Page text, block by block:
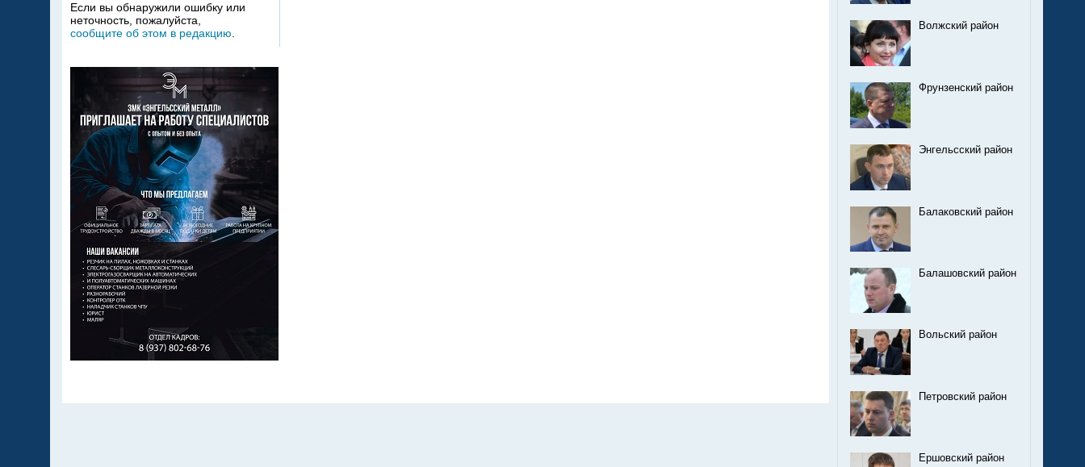
Если вы обнаружили ошибку или
неточность, пожалуйста,
сообщите об этом в редакцию
Волжский район
Фрунзенский район
Энгельсский район
Балаковский район
Балашовский район
Вольский район
Петровский район
Ершовский район